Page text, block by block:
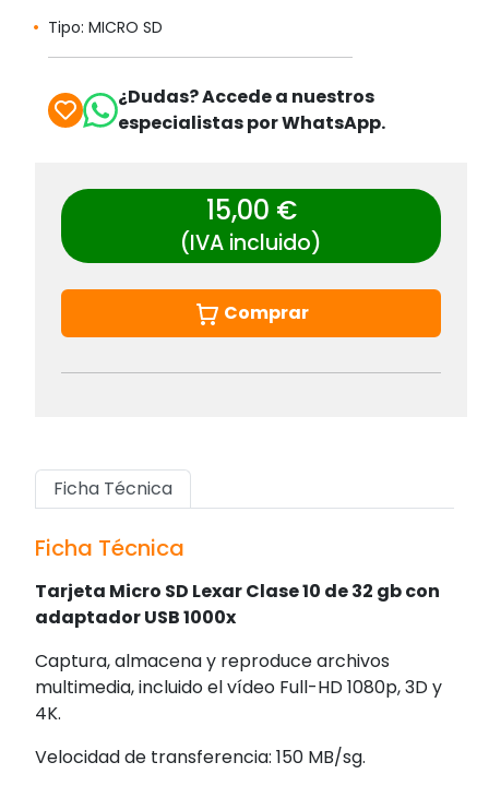
Tipo: MICRO SD
¿Dudas? Accede a nuestros
especialistas por WhatsApp.
15,00 €
(IVA incluido)
Comprar
Ficha Técnica
Ficha Técnica
Tarjeta Micro SD Lexar Clase 10 de 32 gb con
adaptador USB 1000x
Captura, almacena y reproduce archivos
multimedia, incluido el vídeo Full-HD 1080p, 3D y
4K.
Velocidad de transferencia: 150 MB/sg.